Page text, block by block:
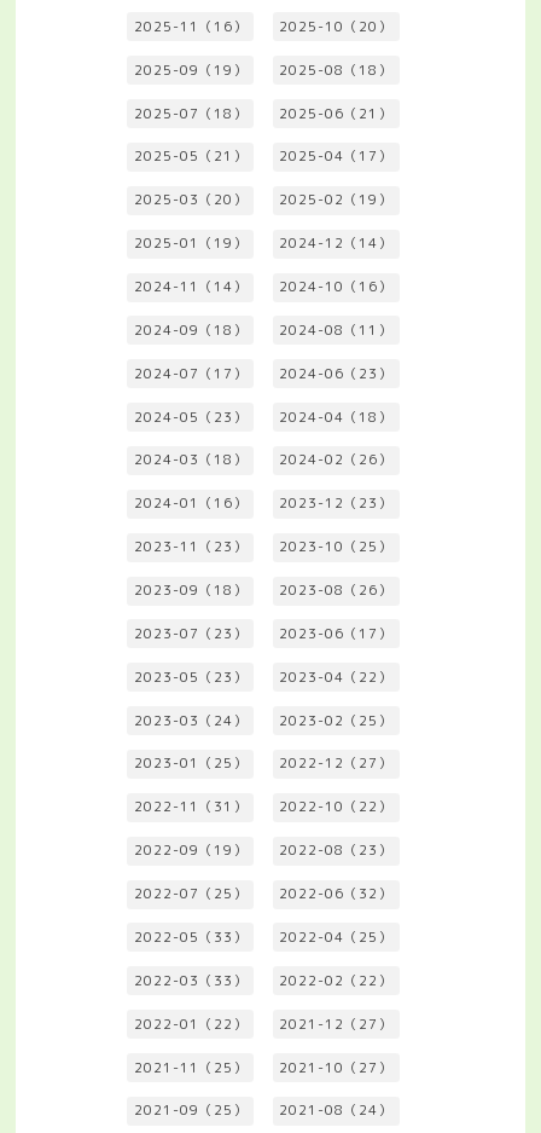
2025-11（16） 2025-10（20）
2025-09（19） 2025-08（18）
2025-07（18） 2025-06（21）
2025-05（21） 2025-04（17）
2025-03（20） 2025-02（19）
2025-01（19） 2024-12（14）
2024-11（14） 2024-10（16）
2024-09（18） 2024-08（11）
2024-07（17） 2024-06（23）
2024-05（23） 2024-04（18）
2024-03（18） 2024-02（26）
2024-01（16） 2023-12（23）
2023-11（23） 2023-10（25）
2023-09（18） 2023-08（26）
2023-07（23） 2023-06（17）
2023-05（23） 2023-04（22）
2023-03（24） 2023-02（25）
2023-01（25） 2022-12（27）
2022-11（31） 2022-10（22）
2022-09（19） 2022-08（23）
2022-07（25） 2022-06（32）
2022-05（33） 2022-04（25）
2022-03（33） 2022-02（22）
2022-01（22） 2021-12（27）
2021-11（25） 2021-10（27）
2021-09（25） 2021-08（24）